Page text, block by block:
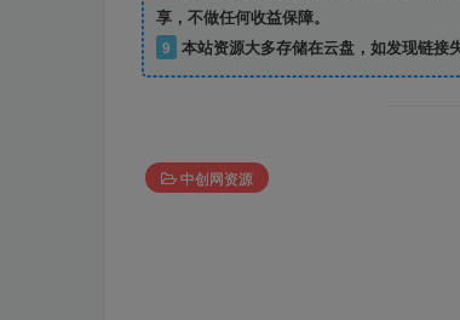
享，不做任何收益保障。
9 本站资源大多存储在云盘，如发现链接
中创网资源